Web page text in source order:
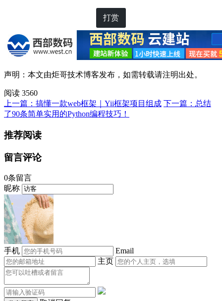
打赏
声明：本文由炬哥技术博客发布，如需转载请注明出处。
阅读 3560
上一篇：搞懂一款web框架｜Yii框架项目组成 下一篇：总结
了90条简单实用的Python编程技巧！
推荐阅读
留言评论
0条留言
昵称
手机
Email
主页